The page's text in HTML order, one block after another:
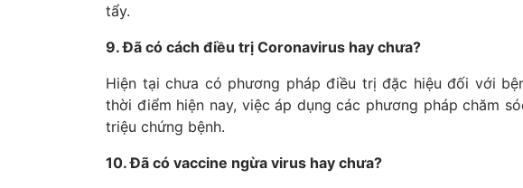
tẩy.
9. Đã có cách điều trị Coronavirus hay chưa?
Hiện tại chưa có phương pháp điều trị đặc hiệu đối với
thời điểm hiện nay, việc áp dụng các phương pháp chăm
triệu chứng bệnh.
10. Đã có vaccine ngừa virus hay chưa?